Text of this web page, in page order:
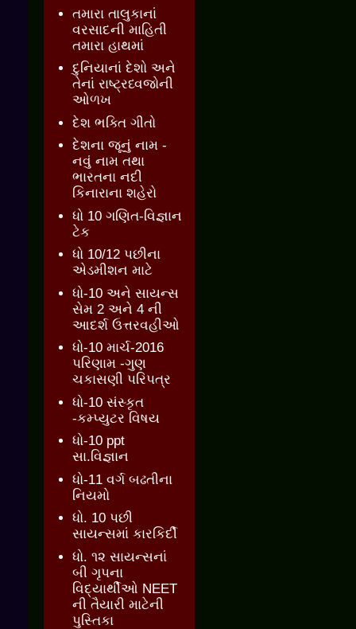
તમારા તાલુકાનાં
વરસાદની માહિતી
તમારા હાથમાં
દુનિયાનાં દેશો અને
તેનાં રાષ્ટ્રધ્વજોની
ઓળખ
દેશ ભક્તિ ગીતો
દેશના જૂનું નામ -
નવું નામ તથા
ભારતના નદી
કિનારાના શહેરો
ધો 10 ગણિત-વિજ્ઞાન
ટેક
ધો 10/12 પછીના
એડમીશન માટે
ધો-10 અને સાયન્સ
સેમ 2 અને 4 ની
આદર્શ ઉત્તરવહીઓ
ધો-10 માર્ચ-2016
પરિણામ -ગુણ
ચકાસણી પરિપત્ર
ધો-10 સંસ્કૃત
-કમ્પ્યુટર વિષય
ધો-10 ppt
સા.વિજ્ઞાન
ધો-11 વર્ગ બઢતીના
નિયમો
ધો. 10 પછી
સાયન્સમાં કારકિર્દી
ધો. ૧૨ સાયન્સનાં
બી ગૃપના
વિદ્યાર્થીઓ NEET
ની તૈયારી માટેની
પુસ્તિકા